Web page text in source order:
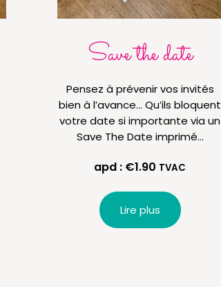
Save the date
Pensez à prévenir vos invités
bien à l’avance… Qu’ils bloquent
votre date si importante via un
Save The Date imprimé…
apd : €1.90 TVAC
Lire plus